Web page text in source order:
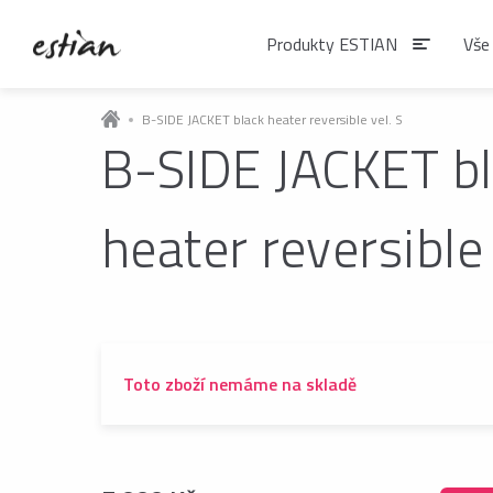
B-SIDE JACKET black heater reversible vel. S
B-SIDE JACKET
heater reversible
Toto zboží nemáme na skladě
Produkty ESTIAN
Produkty
VÝDEJNÍKY VODY
ČAJE